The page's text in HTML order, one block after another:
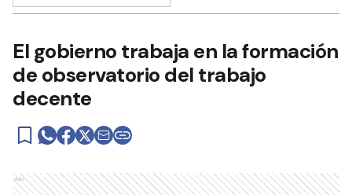
El gobierno trabaja en la formación
de observatorio del trabajo
decente
Ads